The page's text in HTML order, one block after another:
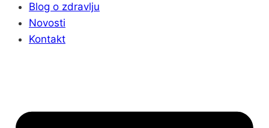
Blog o zdravlju
Novosti
Kontakt